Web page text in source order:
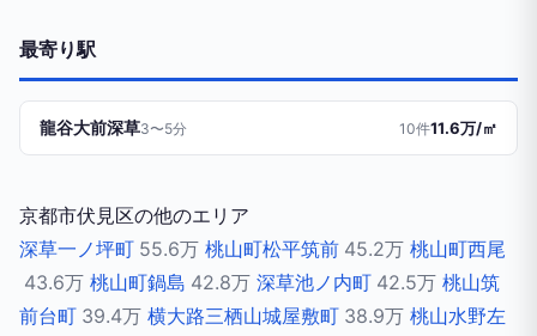
最寄り駅
龍谷大前深草3〜5分 10件11.6万/㎡
京都市伏見区の他のエリア
深草一ノ坪町 55.6万 桃山町松平筑前 45.2万 桃山町西尾
43.6万 桃山町鍋島 42.8万 深草池ノ内町 42.5万 桃山筑
前台町 39.4万 横大路三栖山城屋敷町 38.9万 桃山水野左